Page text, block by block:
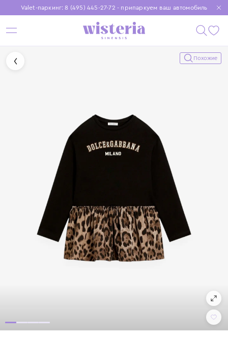
Valet-паркинг: 8 (495) 445-27-72 - припаркуем ваш автомобиль
Бесплатная доставка при заказе от 15 000 ₽
Установите приложение, чтобы покупки были еще удобнее
Похожие